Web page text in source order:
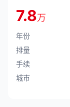
7.8万
年份
排量
手续
城市